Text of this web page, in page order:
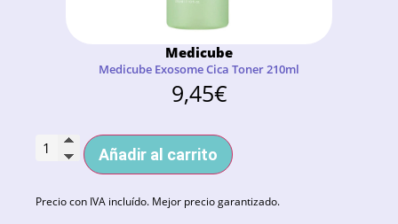
Medicube
Medicube Exosome Cica Toner 210ml
9,45€
Añadir al carrito
Precio con IVA incluído. Mejor precio garantizado.